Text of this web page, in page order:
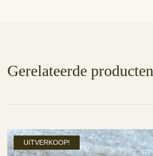
Gerelateerde producten
UITVERKOOP!